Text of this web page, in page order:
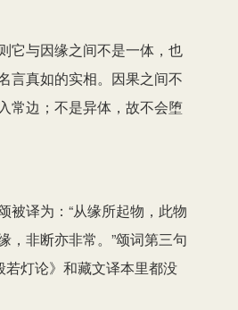
它与因缘之间不是一体，也
言真如的实相。因果之间不
常边；不是异体，故不会堕
被译为：“从缘所起物，此物
，非断亦非常。”颂词第三句
若灯论》和藏文译本里都没